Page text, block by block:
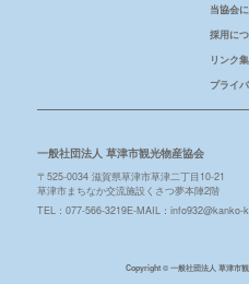
当協会
採用に
リンク集
プライ
一般社団法人 草津市観光物産協会
〒525-0034 滋賀県草津市草津二丁目10-21
草津市まちなか交流施設くさつ夢本陣2階
TEL：077-566-3219E-MAIL：info932@kanko-
Copyright © 一般社団法人 草津市